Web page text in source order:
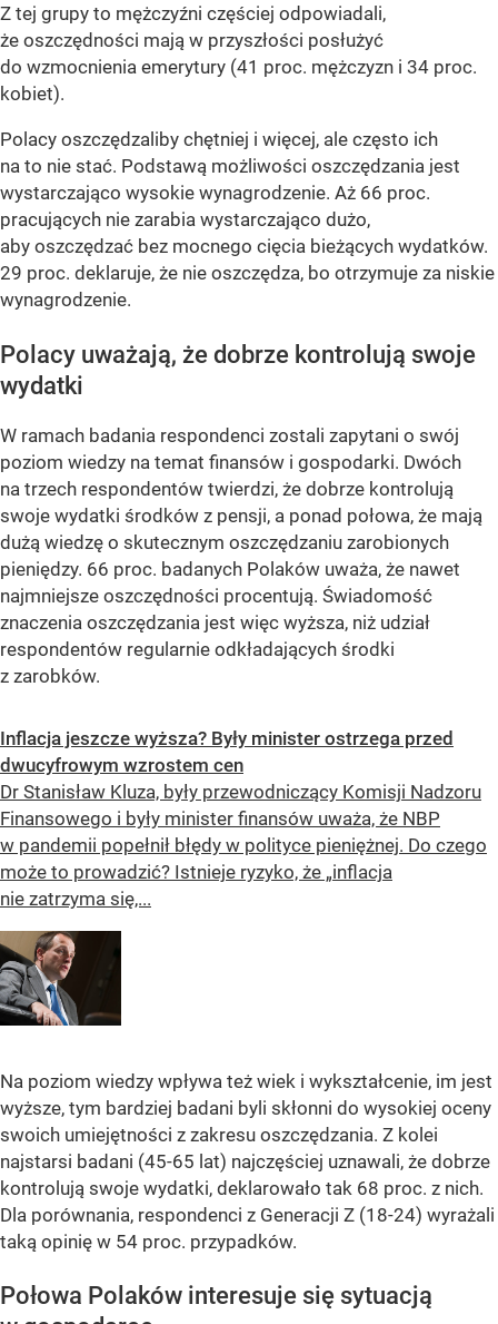
Z tej grupy to mężczyźni częściej odpowiadali,
że oszczędności mają w przyszłości posłużyć
do wzmocnienia emerytury (41 proc. mężczyzn i 34 proc.
kobiet).
Polacy oszczędzaliby chętniej i więcej, ale często ich
na to nie stać. Podstawą możliwości oszczędzania jest
wystarczająco wysokie wynagrodzenie. Aż 66 proc.
pracujących nie zarabia wystarczająco dużo,
aby oszczędzać bez mocnego cięcia bieżących wydatków.
29 proc. deklaruje, że nie oszczędza, bo otrzymuje za niskie
wynagrodzenie.
Polacy uważają, że dobrze kontrolują swoje
wydatki
W ramach badania respondenci zostali zapytani o swój
poziom wiedzy na temat finansów i gospodarki. Dwóch
na trzech respondentów twierdzi, że dobrze kontrolują
swoje wydatki środków z pensji, a ponad połowa, że mają
dużą wiedzę o skutecznym oszczędzaniu zarobionych
pieniędzy. 66 proc. badanych Polaków uważa, że nawet
najmniejsze oszczędności procentują. Świadomość
znaczenia oszczędzania jest więc wyższa, niż udział
respondentów regularnie odkładających środki
z zarobków.
Inflacja jeszcze wyższa? Były minister ostrzega przed
dwucyfrowym wzrostem cen
Dr Stanisław Kluza, były przewodniczący Komisji Nadzoru
Finansowego i były minister finansów uważa, że NBP
w pandemii popełnił błędy w polityce pieniężnej. Do czego
może to prowadzić? Istnieje ryzyko, że „inflacja
nie zatrzyma się,...
Na poziom wiedzy wpływa też wiek i wykształcenie, im jest
wyższe, tym bardziej badani byli skłonni do wysokiej oceny
swoich umiejętności z zakresu oszczędzania. Z kolei
najstarsi badani (45-65 lat) najczęściej uznawali, że dobrze
kontrolują swoje wydatki, deklarowało tak 68 proc. z nich.
Dla porównania, respondenci z Generacji Z (18-24) wyrażali
taką opinię w 54 proc. przypadków.
Połowa Polaków interesuje się sytuacją